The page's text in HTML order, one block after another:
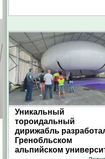
Уникальный
тороидальный
дирижабль
Гренобльском
альпийском